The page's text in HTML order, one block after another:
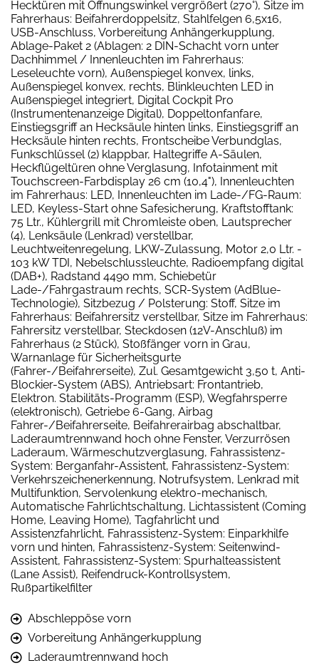
Hecktüren mit Öffnungswinkel vergrößert (270°), Sitze im
Fahrerhaus: Beifahrerdoppelsitz, Stahlfelgen 6,5x16,
USB-Anschluss, Vorbereitung Anhängerkupplung,
Ablage-Paket 2 (Ablagen: 2 DIN-Schacht vorn unter
Dachhimmel / Innenleuchten im Fahrerhaus:
Leseleuchte vorn), Außenspiegel konvex, links,
Außenspiegel konvex, rechts, Blinkleuchten LED in
Außenspiegel integriert, Digital Cockpit Pro
(Instrumentenanzeige Digital), Doppeltonfanfare,
Einstiegsgriff an Hecksäule hinten links, Einstiegsgriff an
Hecksäule hinten rechts, Frontscheibe Verbundglas,
Funkschlüssel (2) klappbar, Haltegriffe A-Säulen,
Heckflügeltüren ohne Verglasung, Infotainment mit
Touchscreen-Farbdisplay 26 cm (10,4"), Innenleuchten
im Fahrerhaus: LED, Innenleuchten im Lade-/FG-Raum:
LED, Keyless-Start ohne Safesicherung, Kraftstofftank:
75 Ltr., Kühlergrill mit Chromleiste oben, Lautsprecher
(4), Lenksäule (Lenkrad) verstellbar,
Leuchtweitenregelung, LKW-Zulassung, Motor 2,0 Ltr. -
103 kW TDI, Nebelschlussleuchte, Radioempfang digital
(DAB+), Radstand 4490 mm, Schiebetür
Lade-/Fahrgastraum rechts, SCR-System (AdBlue-
Technologie), Sitzbezug / Polsterung: Stoff, Sitze im
Fahrerhaus: Beifahrersitz verstellbar, Sitze im Fahrerhaus:
Fahrersitz verstellbar, Steckdosen (12V-Anschluß) im
Fahrerhaus (2 Stück), Stoßfänger vorn in Grau,
Warnanlage für Sicherheitsgurte
(Fahrer-/Beifahrerseite), Zul. Gesamtgewicht 3,50 t, Anti-
Blockier-System (ABS), Antriebsart: Frontantrieb,
Elektron. Stabilitäts-Programm (ESP), Wegfahrsperre
(elektronisch), Getriebe 6-Gang, Airbag
Fahrer-/Beifahrerseite, Beifahrerairbag abschaltbar,
Laderaumtrennwand hoch ohne Fenster, Verzurrösen
Laderaum, Wärmeschutzverglasung, Fahrassistenz-
System: Berganfahr-Assistent, Fahrassistenz-System:
Verkehrszeichenerkennung, Notrufsystem, Lenkrad mit
Multifunktion, Servolenkung elektro-mechanisch,
Automatische Fahrlichtschaltung, Lichtassistent (Coming
Home, Leaving Home), Tagfahrlicht und
Assistenzfahrlicht, Fahrassistenz-System: Einparkhilfe
vorn und hinten, Fahrassistenz-System: Seitenwind-
Assistent, Fahrassistenz-System: Spurhalteassistent
(Lane Assist), Reifendruck-Kontrollsystem,
Rußpartikelfilter
Abschleppöse vorn
Vorbereitung Anhängerkupplung
Laderaumtrennwand hoch